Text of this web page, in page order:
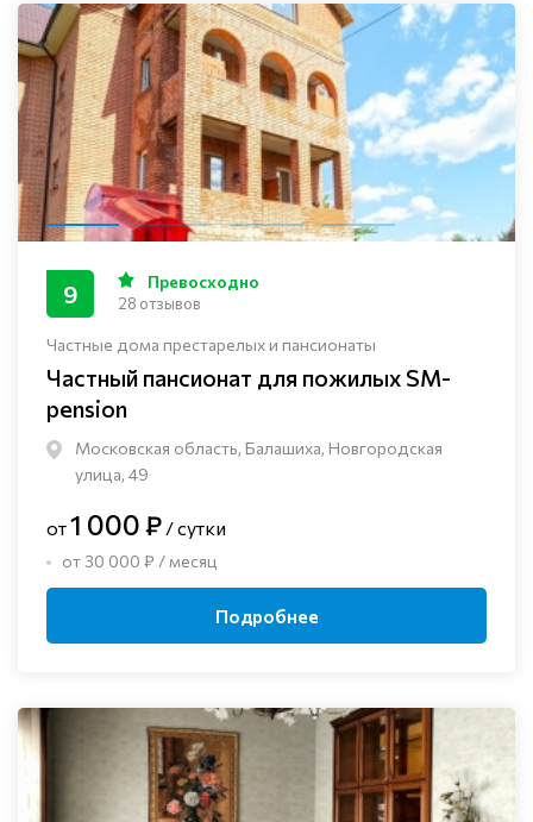
Частные дома престарелых и пансионаты
Частный пансионат для пожилых SM-
pension
Московская область, Балашиха, Новгородская
улица, 49
9 Превосходно
28 отзывов
от1 000 ₽ / сутки
от 30 000 ₽ / месяц
Подробнее